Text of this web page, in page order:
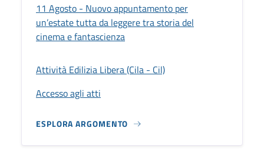
11 Agosto - Nuovo appuntamento per
un’estate tutta da leggere tra storia del
cinema e fantascienza
Attività Edilizia Libera (Cila - Cil)
Accesso agli atti
ESPLORA ARGOMENTO